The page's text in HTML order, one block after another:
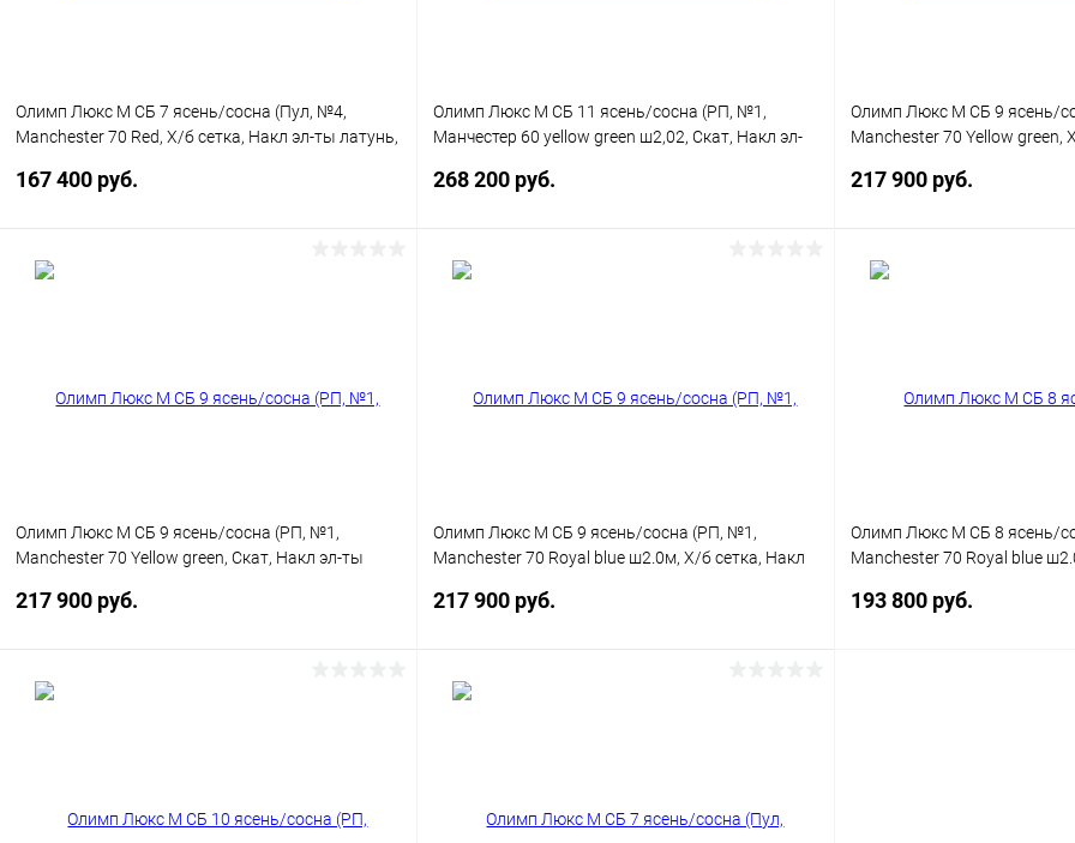
Олимп Люкс М СБ 7 ясень/сосна (Пул, №4,
Manchester 70 Red, Х/б сетка, Накл эл-ты латунь,
167 400 руб.
Олимп Люкс М СБ 11 ясень/сосна (РП, №1,
Манчестер 60 yellow green ш2,02, Скат, Накл эл-
268 200 руб.
Олимп Люкс М СБ 9 ясень/
Manchester 70 Yellow green,
217 900 руб.
Олимп Люкс М СБ 9 ясень/сосна (РП, №1,
Manchester 70 Yellow green, Скат, Накл эл-ты
217 900 руб.
Олимп Люкс М СБ 9 ясень/сосна (РП, №1,
Manchester 70 Royal blue ш2.0м, Х/б сетка, Накл
217 900 руб.
Олимп Люкс М СБ 8 ясень/
Manchester 70 Royal blue
193 800 руб.